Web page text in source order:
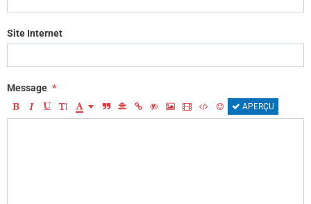
Site Internet
Message
APERÇU